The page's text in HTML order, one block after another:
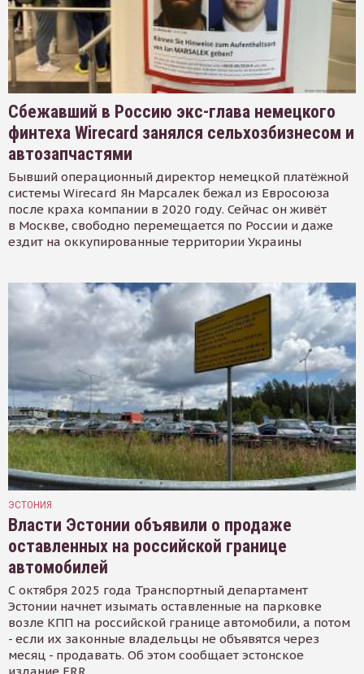
Сбежавший в Россию экс-глава немецкого
финтеха Wirecard занялся сельхозбизнесом и
автозапчастями
Бывший операционный директор немецкой платёжной
системы Wirecard Ян Марсалек бежал из Евросоюза
после краха компании в 2020 году. Сейчас он живёт
в Москве, свободно перемещается по России и даже
ездит на оккупированные территории Украины
ЭСТОНИЯ
Власти Эстонии объявили о продаже
оставленных на российской границе
автомобилей
С октября 2025 года Транспортный департамент
Эстонии начнет изымать оставленные на парковке
возле КПП на российской границе автомобили, а потом
- если их законные владельцы не объявятся через
месяц - продавать. Об этом сообщает эстонское